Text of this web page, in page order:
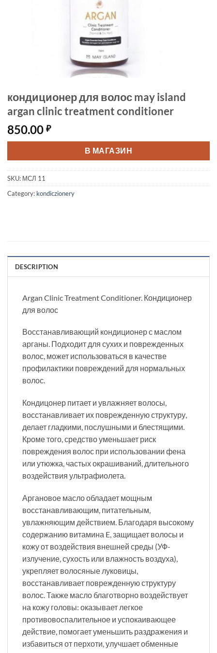
кондиционер для волос may island
argan clinic treatment conditioner
850.00 ₽
В МАГАЗИН
SKU: МСЛ 11
Category: kondiczionery
DESCRIPTION
Argan Clinic Treatment Conditioner. Кондиционер
для волос
Восстанавливающий кондиционер с маслом
арганы. Подходит для сухих и поврежденных
волос, может использоваться в качестве
профилактики повреждений для нормальных
волос.
Кондицонер питает и увлажняет волосы,
восстанавливает их поврежденную структуру,
делает гладкими, послушными и блестящими.
Кроме того, средство уменьшает риск
повреждения волос при использовании фена
или утюжка, частых окрашиваний, длительного
воздействия ультрафиолета.
Аргановое масло обладает мощным
восстанавливающим, питательным,
увлажняющим действием. Благодаря высокому
содержанию витамина E, защищает волосы и
кожу от воздействия внешней среды (УФ-
излучение, сухость или влажность воздуха),
укрепляет волосяные луковицы,
восстанавливает поврежденную структуру
волос. Также масло благотворно воздействует
на кожу головы: оказывает легкое
противовоспалительное и успокаивающее
действие, помогает уменьшить раздражения и
избавиться от перхоти, улучшает обменные